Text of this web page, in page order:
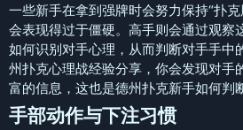
一些新手在拿到强牌时会努力保持“扑
会表现得过于僵硬。高手则会通过观察
如何识别对手心理，从而判断对手手中
州扑克心理战经验分享，你会发现对手
富的信息，这也是德州扑克新手如何判
手部动作与下注习惯